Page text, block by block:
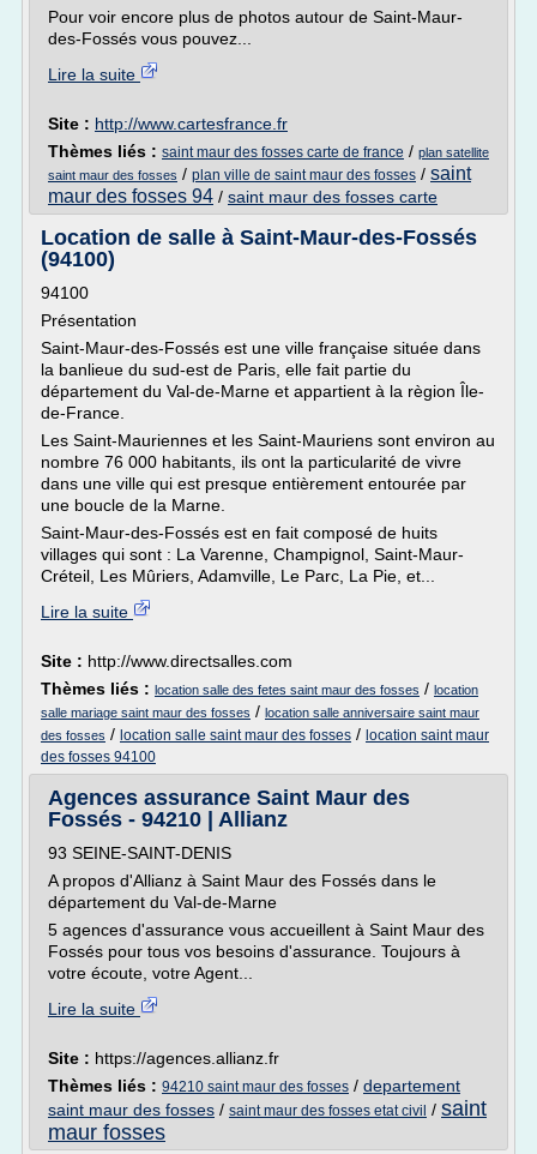
Pour voir encore plus de photos autour de Saint-Maur-
des-Fossés vous pouvez...
Lire la suite
Site : http://www.cartesfrance.fr
Thèmes liés : saint maur des fosses carte de france / plan satellite
saint maur des fosses / plan ville de saint maur des fosses / saint
maur des fosses 94 / saint maur des fosses carte
Location de salle à Saint-Maur-des-Fossés
(94100)
94100
Présentation
Saint-Maur-des-Fossés est une ville française située dans
la banlieue du sud-est de Paris, elle fait partie du
département du Val-de-Marne et appartient à la règion Île-
de-France.
Les Saint-Mauriennes et les Saint-Mauriens sont environ au
nombre 76 000 habitants, ils ont la particularité de vivre
dans une ville qui est presque entièrement entourée par
une boucle de la Marne.
Saint-Maur-des-Fossés est en fait composé de huits
villages qui sont : La Varenne, Champignol, Saint-Maur-
Créteil, Les Mûriers, Adamville, Le Parc, La Pie, et...
Lire la suite
Site : http://www.directsalles.com
Thèmes liés : location salle des fetes saint maur des fosses / location
salle mariage saint maur des fosses / location salle anniversaire saint maur
des fosses / location salle saint maur des fosses / location saint maur
des fosses 94100
Agences assurance Saint Maur des
Fossés - 94210 | Allianz
93 SEINE-SAINT-DENIS
A propos d'Allianz à Saint Maur des Fossés dans le
département du Val-de-Marne
5 agences d'assurance vous accueillent à Saint Maur des
Fossés pour tous vos besoins d'assurance. Toujours à
votre écoute, votre Agent...
Lire la suite
Site : https://agences.allianz.fr
Thèmes liés : 94210 saint maur des fosses / departement
saint maur des fosses / saint maur des fosses etat civil / saint
maur fosses